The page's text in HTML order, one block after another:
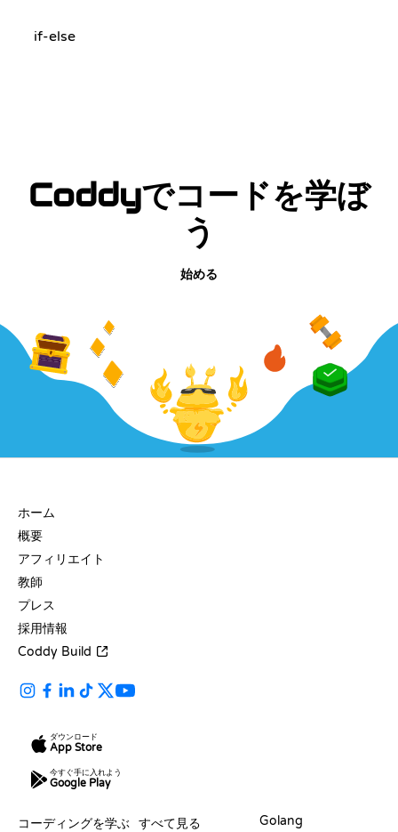
if-else
Coddyでコードを学ぼ
う
始める
ホーム
概要
アフィリエイト
教師
プレス
採用情報
Coddy Build
ダウンロード
App Store
今すぐ手に入れよう
Google Play
コーディングを学ぶ すべて見る
Golang